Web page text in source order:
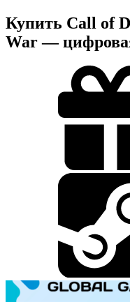
Купить Call of
War —